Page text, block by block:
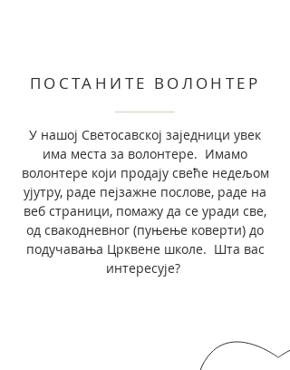
ПОСТАНИТЕ ВОЛОНТЕР
У нашој Светосавској заједници увек
има места за волонтере. Имамо
волонтере који продају свеће недељом
ујутру, раде пејзажне послове, раде на
веб страници, помажу да се уради све,
од свакодневног (пуњење коверти) до
подучавања Црквене школе. Шта вас
интересује?